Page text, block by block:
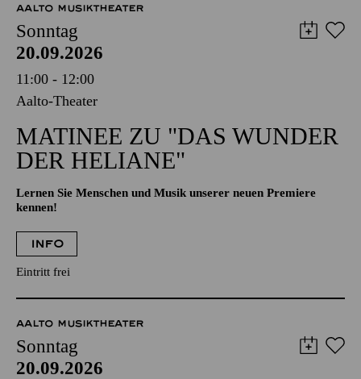
AALTO MUSIKTHEATER
Sonntag
20.09.2026
11:00 - 12:00
Aalto-Theater
MATINEE ZU "DAS WUNDER
DER HELIANE"
Lernen Sie Menschen und Musik unserer neuen Premiere
kennen!
INFO
Eintritt frei
AALTO MUSIKTHEATER
Sonntag
20.09.2026